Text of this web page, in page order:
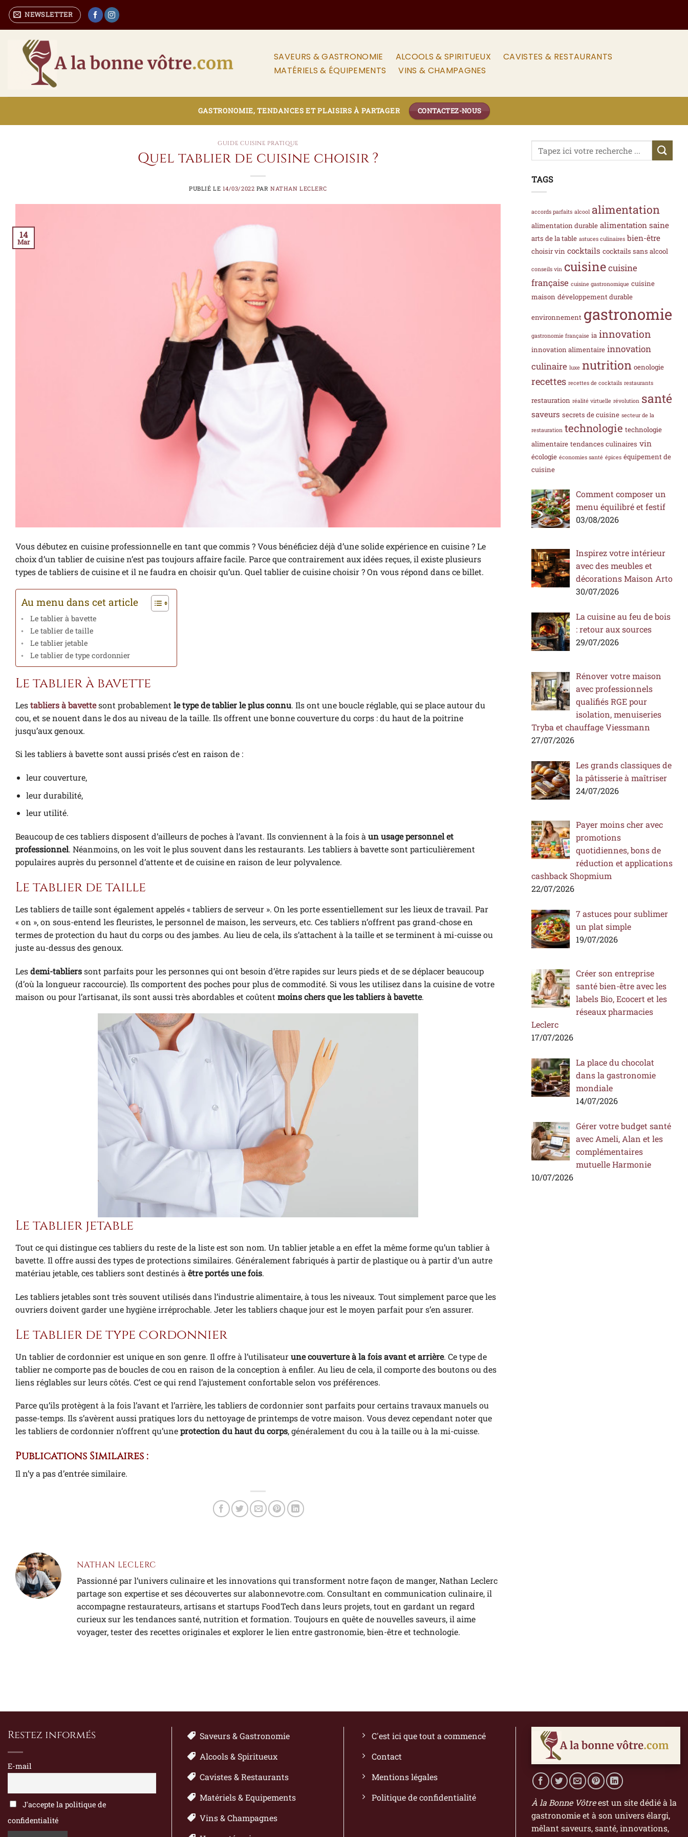
Passer
au
contenu
NEWSLETTER
SAVEURS & GASTRONOMIE ALCOOLS & SPIRITUEUX
CAVISTES & RESTAURANTS
MATÉRIELS & ÉQUIPEMENTS
VINS & CHAMPAGNES
GASTRONOMIE, TENDANCES ET PLAISIRS À PARTAGER CONTACTEZ-NOUS
GUIDE CUISINE PRATIQUE
Quel tablier de cuisine choisir ?
PUBLIÉ LE 14/03/2022 PARNATHAN LECLERC
14
Mar
Vous débutez en cuisine professionnelle en tant que commis ? Vous bénéficiez déjà d’une solide expérience en cuisine ? Le
choix d’un tablier de cuisine n’est pas toujours affaire facile. Parce que contrairement aux idées reçues, il existe plusieurs
types de tabliers de cuisine et il ne faudra en choisir qu’un. Quel tablier de cuisine choisir ? On vous répond dans ce billet.
Au menu dans cet article
Le tablier à bavette
Le tablier de taille
Le tablier jetable
Le tablier de type cordonnier
Le tablier à bavette
Lestabliers à bavettesont probablement le type de tablier le plus connu. Ils ont une boucle réglable, qui se place autour du
cou, et se nouent dans le dos au niveau de la taille. Ils offrent une bonne couverture du corps : du haut de la poitrine
jusqu’aux genoux.
Si les tabliers à bavette sont aussi prisés c’est en raison de :
leur couverture,
leur durabilité,
leur utilité.
Beaucoup de ces tabliers disposent d’ailleurs de poches à l’avant. Ils conviennent à la fois àun usage personnel et
professionnel. Néanmoins, on les voit le plus souvent dans les restaurants. Les tabliers à bavette sont particulièrement
populaires auprès du personnel d’attente et de cuisine en raison de leur polyvalence.
Le tablier de taille
Les tabliers de taille sont également appelés « tabliers de serveur ». On les porte essentiellement sur les lieux de travail. Par
« on », on sous-entend les fleuristes, le personnel de maison, les serveurs, etc. Ces tabliers n’offrent pas grand-chose en
termes de protection du haut du corps ou des jambes. Au lieu de cela, ils s’attachent à la taille et se terminent à mi-cuisse ou
juste au-dessus des genoux.
Lesdemi-tablierssont parfaits pour les personnes qui ont besoin d’être rapides sur leurs pieds et de se déplacer beaucoup
(d’où la longueur raccourcie). Ils comportent des poches pour plus de commodité. Si vous les utilisez dans la cuisine de votre
maison ou pour l’artisanat, ils sont aussi très abordables et coûtent moins chers que les tabliers à bavette.
Le tablier jetable
Tout ce qui distingue ces tabliers du reste de la liste est son nom. Un tablier jetable a en effet la même forme qu’un tablier à
bavette. Il offre aussi des types de protections similaires. Généralement fabriqués à partir de plastique ou à partir d’un autre
matériau jetable, ces tabliers sont destinés àêtre portés une fois.
Les tabliers jetables sont très souvent utilisés dans l’industrie alimentaire, à tous les niveaux. Tout simplement parce que les
ouvriers doivent garder une hygiène irréprochable. Jeter les tabliers chaque jour est le moyen parfait pour s’en assurer.
Le tablier de type cordonnier
Un tablier de cordonnier est unique en son genre. Il offre à l’utilisateurune couverture à la fois avant et arrière. Ce type de
tablier ne comporte pas de boucles de cou en raison de la conception à enfiler. Au lieu de cela, il comporte des boutons ou des
liens réglables sur leurs côtés. C’est ce qui rend l’ajustement confortable selon vos préférences.
Parce qu’ils protègent à la fois l’avant et l’arrière, les tabliers de cordonnier sont parfaits pour certains travaux manuels ou
passe-temps. Ils s’avèrent aussi pratiques lors du nettoyage de printemps de votre maison. Vous devez cependant noter que
les tabliers de cordonnier n’offrent qu’uneprotection du haut du corps, généralement du cou à la taille ou à la mi-cuisse.
Publications Similaires :
Il n’y a pas d’entrée similaire.
NATHAN LECLERC
Passionné par l’univers culinaire et les innovations qui transforment notre façon de manger, Nathan Leclerc
partage son expertise et ses découvertes sur alabonnevotre.com. Consultant en communication culinaire, il
accompagne restaurateurs, artisans et startups FoodTech dans leurs projets, tout en gardant un regard
curieux sur les tendances santé, nutrition et formation. Toujours en quête de nouvelles saveurs, il aime
voyager, tester des recettes originales et explorer le lien entre gastronomie, bien-être et technologie.
TAGS
accords parfaits alcool alimentation
alimentation durable alimentation saine
arts de la table astuces culinaires bien-être
choisir vin cocktails cocktails sans alcool
conseils vin cuisinecuisine
française cuisine gastronomique cuisine
maison développement durable
environnement gastronomie
gastronomie française ia innovation
innovation alimentaire innovation
culinaire luxe nutrition oenologie
recettes recettes de cocktails restaurants
restauration réalité virtuelle révolution santé
saveurs secrets de cuisine secteur de la
restauration technologie technologie
alimentaire tendances culinaires vin
écologie économies santé épices équipement de
cuisine
Comment composer un
menu équilibré et festif
03/08/2026
Inspirez votre intérieur
avec des meubles et
décorations Maison Arto
30/07/2026
La cuisine au feu de bois
: retour aux sources
29/07/2026
Rénover votre maison
avec professionnels
qualifiés RGE pour
isolation, menuiseries
Tryba et chauffage Viessmann
27/07/2026
Les grands classiques de
la pâtisserie à maîtriser
24/07/2026
Payer moins cher avec
promotions
quotidiennes, bons de
réduction et applications
cashback Shopmium
22/07/2026
7 astuces pour sublimer
un plat simple
19/07/2026
Créer son entreprise
santé bien-être avec les
labels Bio, Ecocert et les
réseaux pharmacies
Leclerc
17/07/2026
La place du chocolat
dans la gastronomie
mondiale
14/07/2026
Gérer votre budget santé
avec Ameli, Alan et les
complémentaires
mutuelle Harmonie
10/07/2026
Restez informés
E-mail
J'accepte la politique de
confidentialité
Saveurs & Gastronomie
Alcools & Spiritueux
Cavistes & Restaurants
Matériels & Equipements
Vins & Champagnes
C'est ici que tout a commencé
Contact
Mentions légales
Politique de confidentialité
À la Bonne Vôtreest un site dédié à la
gastronomie et à son univers élargi,
mêlant saveurs, santé, innovations,